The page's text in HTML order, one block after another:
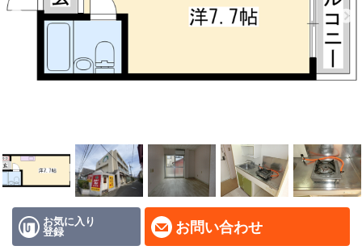
都市ガス物件
路線·駅から探す
地図から探す
スタッフ
店舗情報·アクセス
お気に入り
登録 お問い合わせ